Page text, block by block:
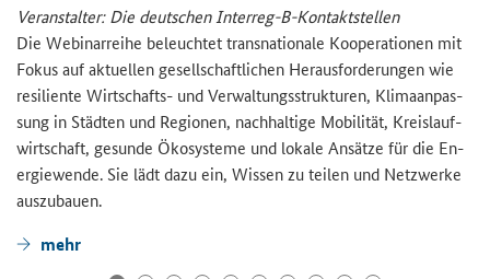
Ver­an­stal­ter: Die deut­schen Interreg-​B-Kontaktstellen
Die We­bi­nar­rei­he be­leuch­tet trans­na­tio­na­le Ko­ope­ra­tio­nen mit
Fokus auf ak­tu­el­len ge­sell­schaft­li­chen Her­aus­for­de­run­gen wie
re­si­li­en­te Wirtschafts-​ und Ver­wal­tungs­struk­tu­ren, Kli­ma­an­pas­
sung in Städ­ten und Re­gio­nen, nach­hal­ti­ge Mo­bi­li­tät, Kreis­lauf­
wirt­schaft, ge­sun­de Öko­sys­te­me und lo­ka­le An­sät­ze für die En­
er­gie­wen­de. Sie lädt dazu ein, Wis­sen zu tei­len und Netz­wer­ke
aus­zu­bau­en.
mehr